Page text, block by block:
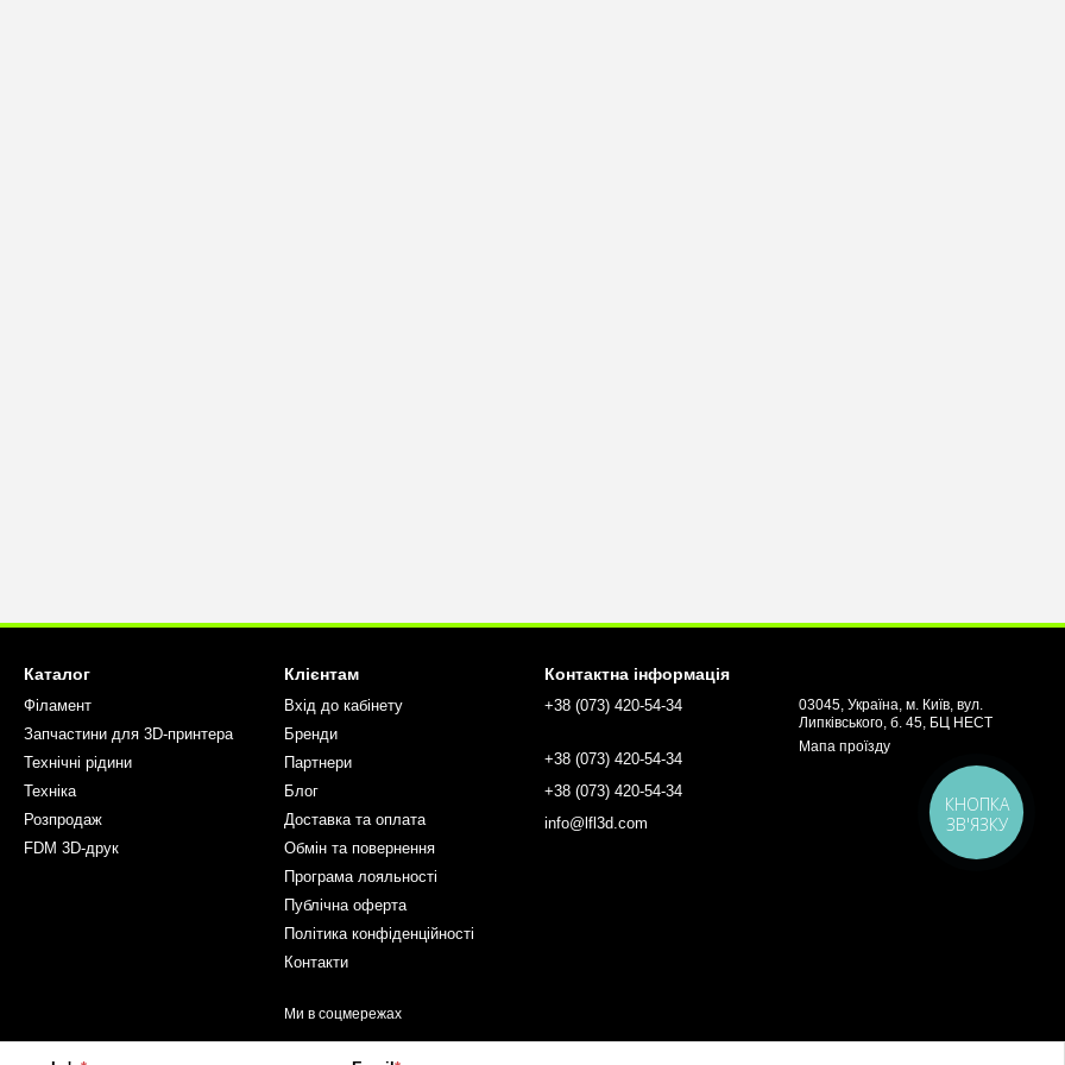
Каталог
Філамент
Запчастини для 3D-принтера
Технічні рідини
Техніка
Розпродаж
FDM 3D-друк
Клієнтам
Вхід до кабінету
Бренди
Партнери
Блог
Доставка та оплата
Обмін та повернення
Програма лояльності
Публічна оферта
Політика конфіденційності
Контакти
Ми в соцмережах
Контактна інформація
+38 (073) 420-54-34
+38 (073) 420-54-34
+38 (073) 420-54-34
info@lfl3d.com
03045, Україна, м. Київ, вул.
Липківського, б. 45, БЦ НЕСТ
Мапа проїзду
КНОПКА
ЗВ'ЯЗКУ